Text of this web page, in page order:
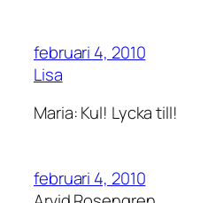
februari 4, 2010
Lisa
Maria: Kul! Lycka till!
februari 4, 2010